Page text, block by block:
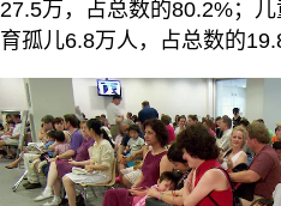
27.5万，占总数的80.2%；
育孤儿6.8万人，占总数的